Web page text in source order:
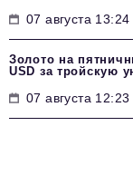
07 августа 13:24
Золото на
USD за тройскую
07 августа 12:23